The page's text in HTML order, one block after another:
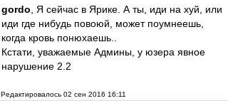
gordo , Я сейчас в Ярике. А ты, иди на хуй, или
иди где нибудь повоюй, может поумнеешь,
когда кровь понюхаешь..
Кстати, уважаемые Админы, у юзера явное
нарушение 2.2
Редактировалось 02 сен 2016 16:11